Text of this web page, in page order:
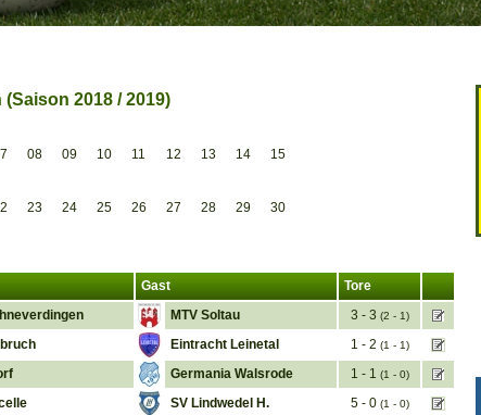
2018 / 2019)
08 09 10 11 12 13 14 15
23 24 25 26 27 28 29 30
Gast
Tore
MTV Soltau 3 - 3 (2 - 1)
Eintracht Leinetal 1 - 2 (1 - 1)
Germania Walsrode 1 - 1 (1 - 0)
SV Lindwedel H. 5 - 0 (1 - 0)